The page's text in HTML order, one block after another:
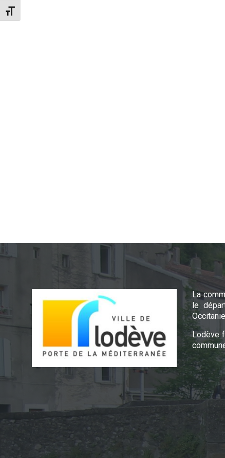
Changer la taille de la police
La
le
Lodève